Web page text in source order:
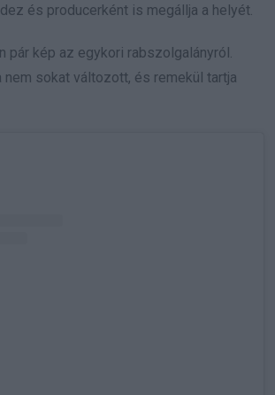
és producerként is megállja a helyét.
pár kép az egykori rabszolgalányról.
nem sokat változott, és remekül tartja